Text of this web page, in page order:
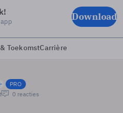
Download
ToekomstCarrière
PRO
0 reacties